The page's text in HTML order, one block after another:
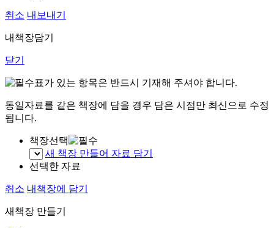
취소 내보내기
내책장담기
닫기
표가 있는 항목은 반드시 기재해 주셔야 합니다.
동일자료를 같은 책장에 담을 경우 담은 시점만 최신으로 수정
됩니다.
책장선택
새 책장 만들어 자료 담기
선택한 자료
취소 내책장에 담기
새책장 만들기